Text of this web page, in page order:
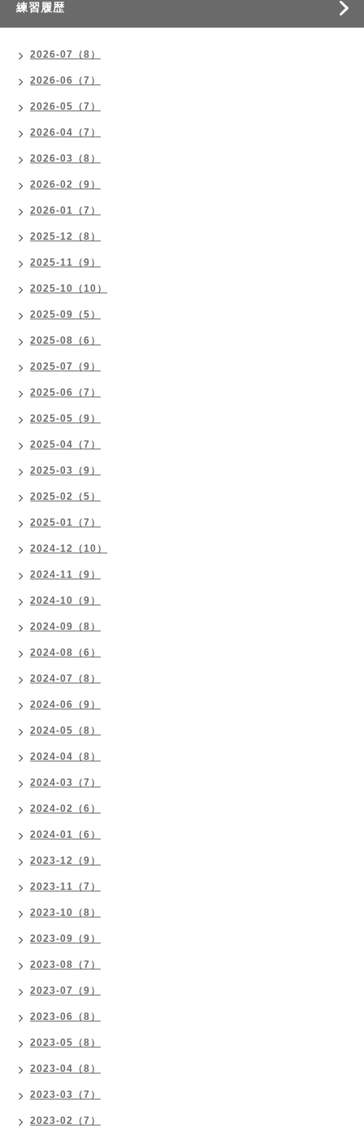
練習履歴
2026-07（8）
2026-06（7）
2026-05（7）
2026-04（7）
2026-03（8）
2026-02（9）
2026-01（7）
2025-12（8）
2025-11（9）
2025-10（10）
2025-09（5）
2025-08（6）
2025-07（9）
2025-06（7）
2025-05（9）
2025-04（7）
2025-03（9）
2025-02（5）
2025-01（7）
2024-12（10）
2024-11（9）
2024-10（9）
2024-09（8）
2024-08（6）
2024-07（8）
2024-06（9）
2024-05（8）
2024-04（8）
2024-03（7）
2024-02（6）
2024-01（6）
2023-12（9）
2023-11（7）
2023-10（8）
2023-09（9）
2023-08（7）
2023-07（9）
2023-06（8）
2023-05（8）
2023-04（8）
2023-03（7）
2023-02（7）